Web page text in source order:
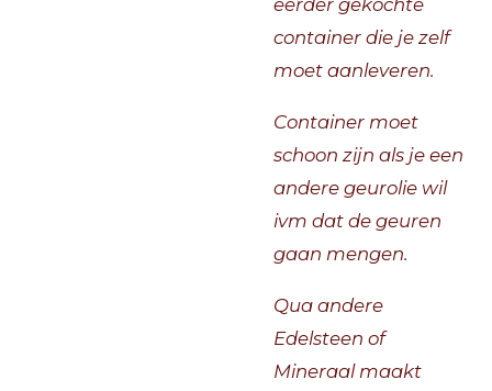
eerder gekochte
container die je zelf
moet aanleveren.
Container moet
schoon zijn als je een
andere geurolie wil
ivm dat de geuren
gaan mengen.
Qua andere
Edelsteen of
Mineraal maakt